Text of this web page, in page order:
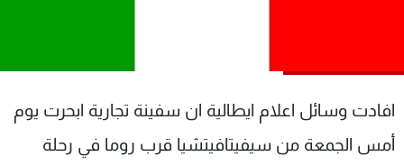
افادت وسائل اعلام ايطالية ان سفينة تجارية ابحرت يوم
أمس الجمعة من سيفيتافيتشيا قرب روما في رحلة
شاهد البرامج
الترددات
وظائف